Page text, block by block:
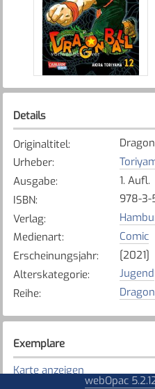
Details
Originaltitel:
Urheber:
Ausgabe:
1. Aufl.
ISBN:
978-3-
Verlag:
Medienart:
Comic
Erscheinungsjahr:
[2021]
Alterskategorie:
Jugend
Reihe:
Exemplare
Karte anzeigen
webOpac